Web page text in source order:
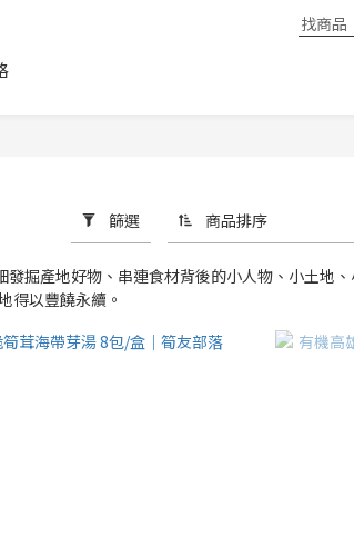
篩選 商品排序
掘產地好物、串連食材背後的小人物、小土地
得以豐饒永續。